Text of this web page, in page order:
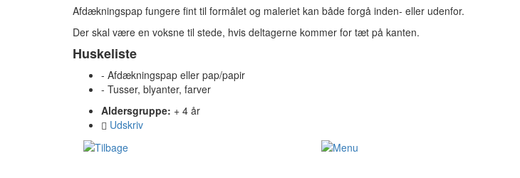
Afdækningspap fungere fint til formålet og maleriet kan både forgå inden- eller udenfor.
Der skal være en voksne til stede, hvis deltagerne kommer for tæt på kanten.
Huskeliste
- Afdækningspap eller pap/papir
- Tusser, blyanter, farver
Aldersgruppe: + 4 år
Udskriv